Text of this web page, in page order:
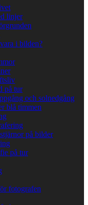
linjer
i bilden?
på tur
och solnedgång
blå timmen
på bilder
på tur
fotografen